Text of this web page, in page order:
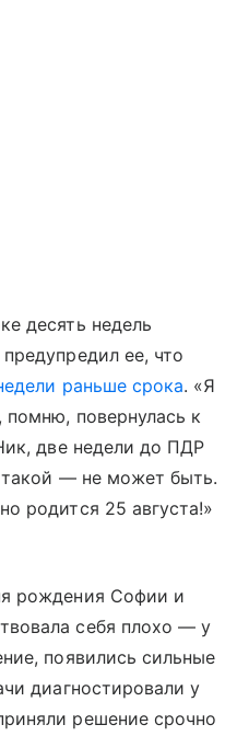
десять недель
ее, что
раньше срока. «Я
помню, повернулась к
две недели до ПДР
— не может быть.
родится 25 августа!»
рождения Софии и
себя плохо — у
появились сильные
диагностировали у
решение срочно